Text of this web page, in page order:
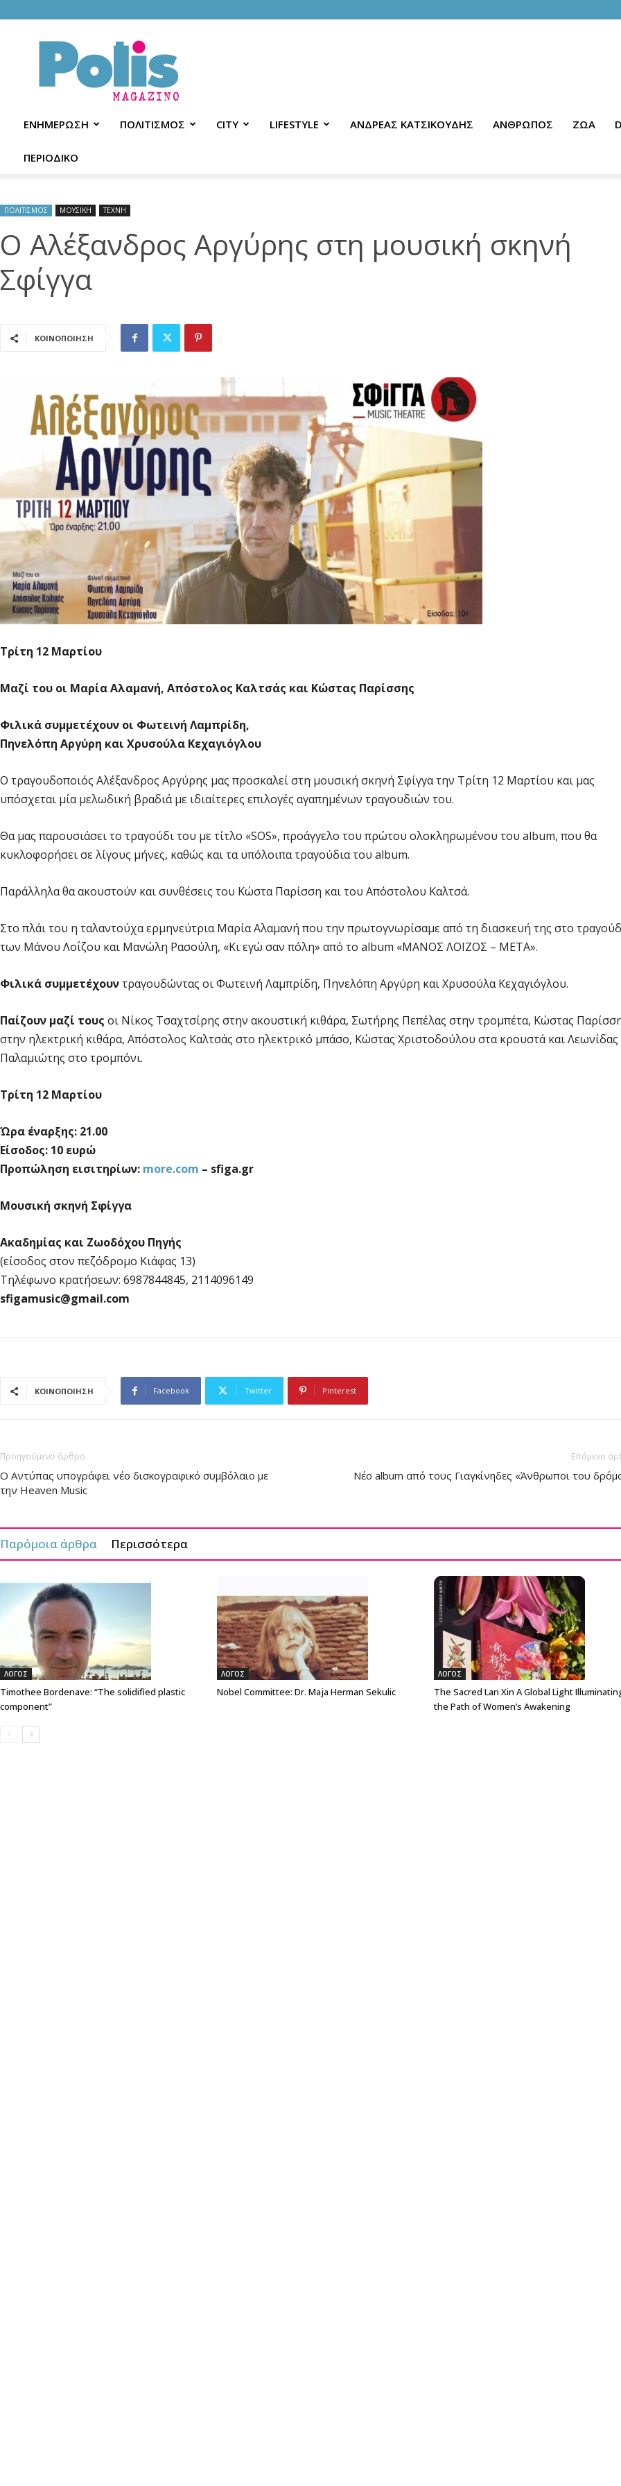
Polis
Magazino
ΕΝΗΜΕΡΩΣΗ ΠΟΛΙΤΙΣΜΟΣ CITY LIFESTYLE ΑΝΔΡΕΑΣ ΚΑΤΣΙΚΟΥΔΗΣ ΑΝΘΡΩΠΟΣ ΖΩΑ
ΠΕΡΙΟΔΙΚΟ
ΠΟΛΙΤΙΣΜΟΣ ΜΟΥΣΙΚΗ ΤΕΧΝΗ
Ο Αλέξανδρος Αργύρης στη μουσική σκηνή
Σφίγγα
ΚΟΙΝΟΠΟΙΗΣΗ
Τρίτη 12 Μαρτίου
Μαζί του οι Μαρία Αλαμανή, Απόστολος Καλτσάς και Κώστας Παρίσσης
Φιλικά συμμετέχουν οι Φωτεινή Λαμπρίδη,
Πηνελόπη Αργύρη και Χρυσούλα Κεχαγιόγλου
Ο τραγουδοποιός Αλέξανδρος Αργύρης μας προσκαλεί στη μουσική σκηνή Σφίγγα την Τρίτη 12 Μαρτίου και μας
υπόσχεται μία μελωδική βραδιά με ιδιαίτερες επιλογές αγαπημένων τραγουδιών του.
Θα μας παρουσιάσει το τραγούδι του με τίτλο «SOS», προάγγελο του πρώτου ολοκληρωμένου του album, που θα
κυκλοφορήσει σε λίγους μήνες, καθώς και τα υπόλοιπα τραγούδια του album.
Παράλληλα θα ακουστούν και συνθέσεις του Κώστα Παρίσση και του Απόστολου Καλτσά.
Στο πλάι του η ταλαντούχα ερμηνεύτρια Μαρία Αλαμανή που την πρωτογνωρίσαμε από τη διασκευή της στο
των Μάνου Λοΐζου και Μανώλη Ρασούλη, «Κι εγώ σαν πόλη» από το album «ΜΑΝΟΣ ΛΟΪΖΟΣ – ΜΕΤΑ».
Φιλικά συμμετέχουντραγουδώντας οι Φωτεινή Λαμπρίδη, Πηνελόπη Αργύρη και Χρυσούλα Κεχαγιόγλου.
Παίζουν μαζί τους οι Νίκος Τσαχτσίρης στην ακουστική κιθάρα, Σωτήρης Πεπέλας στην τρομπέτα, Κώστας
στην ηλεκτρική κιθάρα, Απόστολος Καλτσάς στο ηλεκτρικό μπάσο, Κώστας Χριστοδούλου στα κρουστά και Λεωνίδας
Παλαμιώτης στο τρομπόνι.
Τρίτη 12 Μαρτίου
Ώρα έναρξης: 21.00
Eίσοδος: 10 ευρώ
Προπώληση εισιτηρίων: more.com – sfiga.gr
Μουσική σκηνή Σφίγγα
Ακαδημίας και Ζωοδόχου Πηγής
(είσοδος στον πεζόδρομο Κιάφας 13)
Τηλέφωνο κρατήσεων: 6987844845, 2114096149
sfigamusic@gmail.com
ΚΟΙΝΟΠΟΙΗΣΗ Facebook Twitter Pinterest
Προηγούμενο άρθρο
Ο Αντύπας υπογράφει νέο δισκογραφικό συμβόλαιο με
την Heaven Music
Επόμενο
Νέο album από τους Γιαγκίνηδες «Άνθρωποι του
Παρόμοια άρθρα Περισσότερα
ΛΟΓΟΣ
Timothee Bordenave: “The solidified plastic
component”
ΛΟΓΟΣ
Nobel Committee: Dr. Maja Herman Sekulic
ΛΟΓΟΣ
The Sacred Lan Xin A Global Light
the Path of Women’s Awakening